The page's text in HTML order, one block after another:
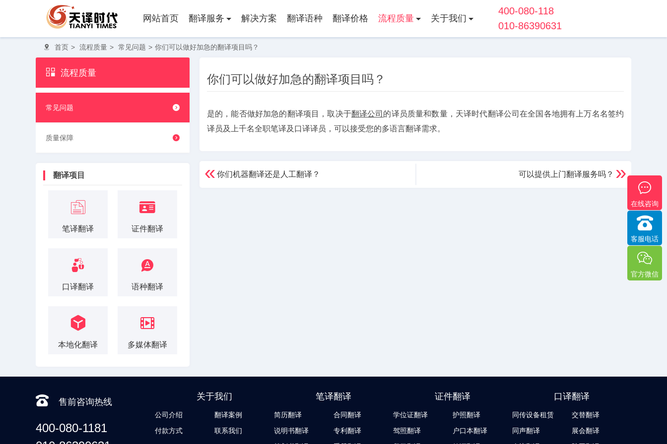
网站首页 翻译服务 解决方案 翻译语种 翻译价格 流程质量 关于我们
400-080-118
010-86390631
首页 > 流程质量 > 常见问题 > 你们可以做好加急的翻译项目吗？
流程质量
常见问题
质量保障
翻译项目
笔译翻译 证件翻译
口译翻译 语种翻译
本地化翻译 多媒体翻译
你们可以做好加急的翻译项目吗？
是的，能否做好加急的翻译项目，取决于翻译公司 的译员质量和数量，天译时代翻译公司在全国各地拥有上万名名签约
译员及上千名全职笔译及口译译员，可以接受您的多语言翻译需求。
你们机器翻译还是人工翻译？ 可以提供上门翻译服务吗？
售前咨询热线
400-080-1181
关于我们
公司介绍
翻译案例
付款方式
联系我们
笔译翻译
简历翻译
合同翻译
说明书翻译
专利翻译
证件翻译
学位证翻译
护照翻译
驾照翻译
户口本翻译
口译翻译
同传设备租赁
交替翻译
同声翻译
展会翻译
在线咨询
客服电话
官方微信